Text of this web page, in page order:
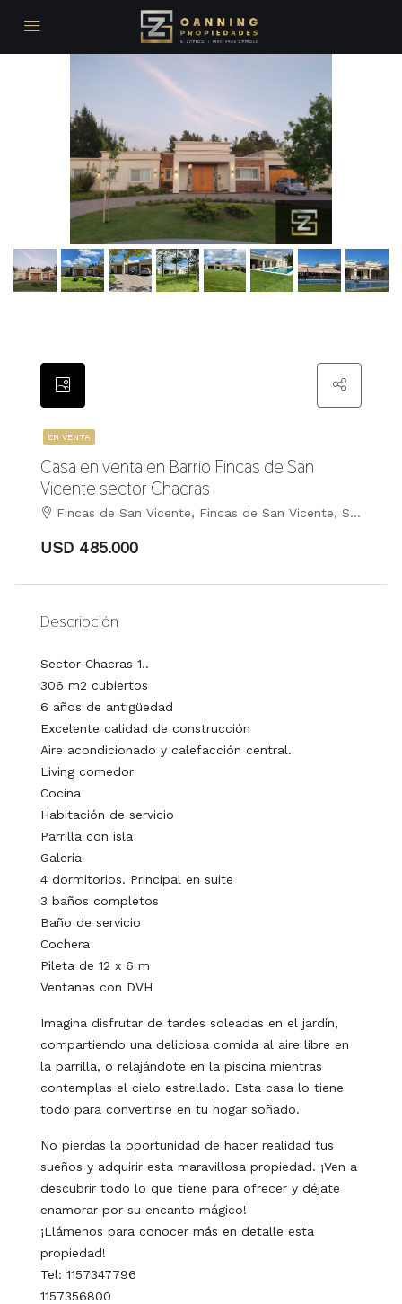
EN VENTA
Casa en venta en Barrio Fincas de San
Vicente sector Chacras
Fincas de San Vicente, Fincas de San Vicente, San Vicente
USD 485.000
Descripción
Sector Chacras 1..
306 m2 cubiertos
6 años de antigüedad
Excelente calidad de construcción
Aire acondicionado y calefacción central.
Living comedor
Cocina
Habitación de servicio
Parrilla con isla
Galería
4 dormitorios. Principal en suite
3 baños completos
Baño de servicio
Cochera
Pileta de 12 x 6 m
Ventanas con DVH
Imagina disfrutar de tardes soleadas en el jardín,
compartiendo una deliciosa comida al aire libre en
la parrilla, o relajándote en la piscina mientras
contemplas el cielo estrellado. Esta casa lo tiene
todo para convertirse en tu hogar soñado.
No pierdas la oportunidad de hacer realidad tus
sueños y adquirir esta maravillosa propiedad. ¡Ven a
descubrir todo lo que tiene para ofrecer y déjate
enamorar por su encanto mágico!
¡Llámenos para conocer más en detalle esta
propiedad!
Tel: 1157347796
1157356800